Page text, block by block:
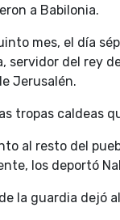
a Babilonia.
mes, el día
servidor del rey
Jerusalén.
tropas caldeas
al resto del
los deportó
la guardia dejó